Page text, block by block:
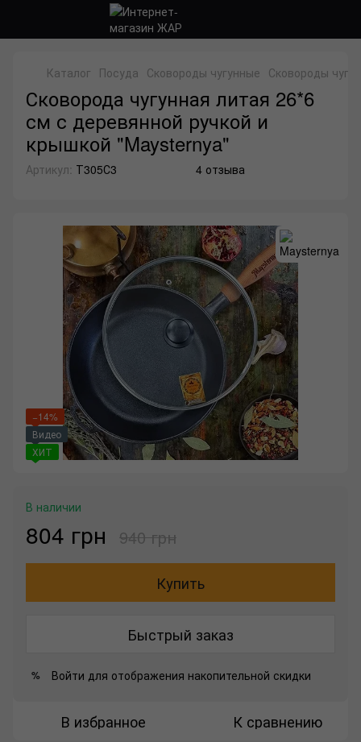
Каталог Посуда Сковороды чугунные Сковороды
Сковорода чугунная литая 26*6
см с деревянной ручкой и
крышкой "Maysternya"
Артикул: Т305С3 4 отзыва
−14%
Видео
ХИТ
В наличии
804 грн 940 грн
Купить
Быстрый заказ
% Войти для отображения накопительной скидки
В избранное К сравнению